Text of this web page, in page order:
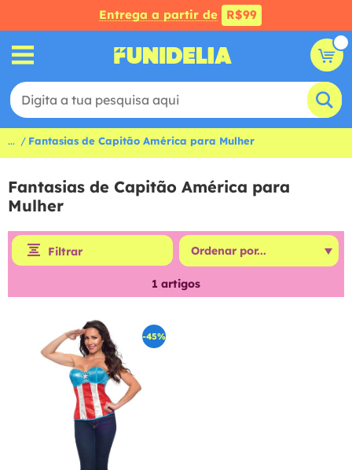
Entrega a partir de R$99
... Fantasias de Capitão América para Mulher
Fantasias de Capitão América para
Mulher
Filtrar
1 artigos
-45%